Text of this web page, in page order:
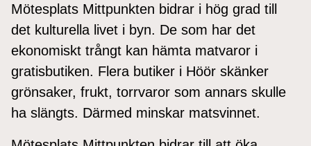
Mötesplats Mittpunkten bidrar i hög grad till
det kulturella livet i byn. De som har det
ekonomiskt trångt kan hämta matvaror i
gratisbutiken. Flera butiker i Höör skänker
grönsaker, frukt, torrvaror som annars skulle
ha slängts. Därmed minskar matsvinnet.